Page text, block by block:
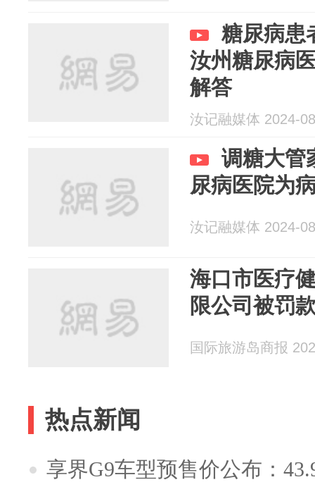
糖尿病患
汝州糖尿病
解答
汝记融媒体 2024-
调糖大管
尿病医院为
汝记融媒体 2024-
海口市医疗
限公司被罚
国际旅游岛商报
热点新闻
享界G9车型预售价公布：